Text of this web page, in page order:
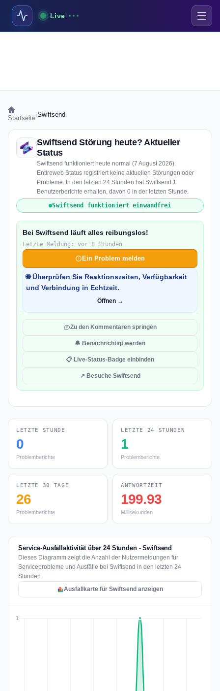
Live
Startseite Swiftsend
Swiftsend Störung heute? Aktueller
Status
Swiftsend funktioniert heute normal (7 August 2026).
Entireweb Status registriert keine aktuellen Störungen oder
Probleme. In den letzten 24 Stunden hat Swiftsend 1
Benutzerberichte erhalten, davon 0 in der letzten Stunde.
Swiftsend funktioniert einwandfrei
Bei Swiftsend läuft alles reibungslos!
Letzte Meldung: vor 8 Stunden
Ein Problem melden
🌐 Überprüfen Sie Reaktionszeiten, Verfügbarkeit
und Verbindung in Echtzeit.
Öffnen →
Zu den Kommentaren springen
🔔 Benachrichtigt werden
📋 Live-Status-Badge einbinden
↗ Besuche Swiftsend
LETZTE STUNDE
0
Problemberichte
LETZTE 24 STUNDEN
1
Problemberichte
LETZTE 30 TAGE
26
Problemberichte
ANTWORTZEIT
199.93
Millisekunden
Service-Ausfallaktivität über 24 Stunden - Swiftsend
Dieses Diagramm zeigt die Anzahl der Nutzermeldungen für
Serviceprobleme und Ausfälle bei Swiftsend in den letzten 24
Stunden.
Ausfallkarte für Swiftsend anzeigen